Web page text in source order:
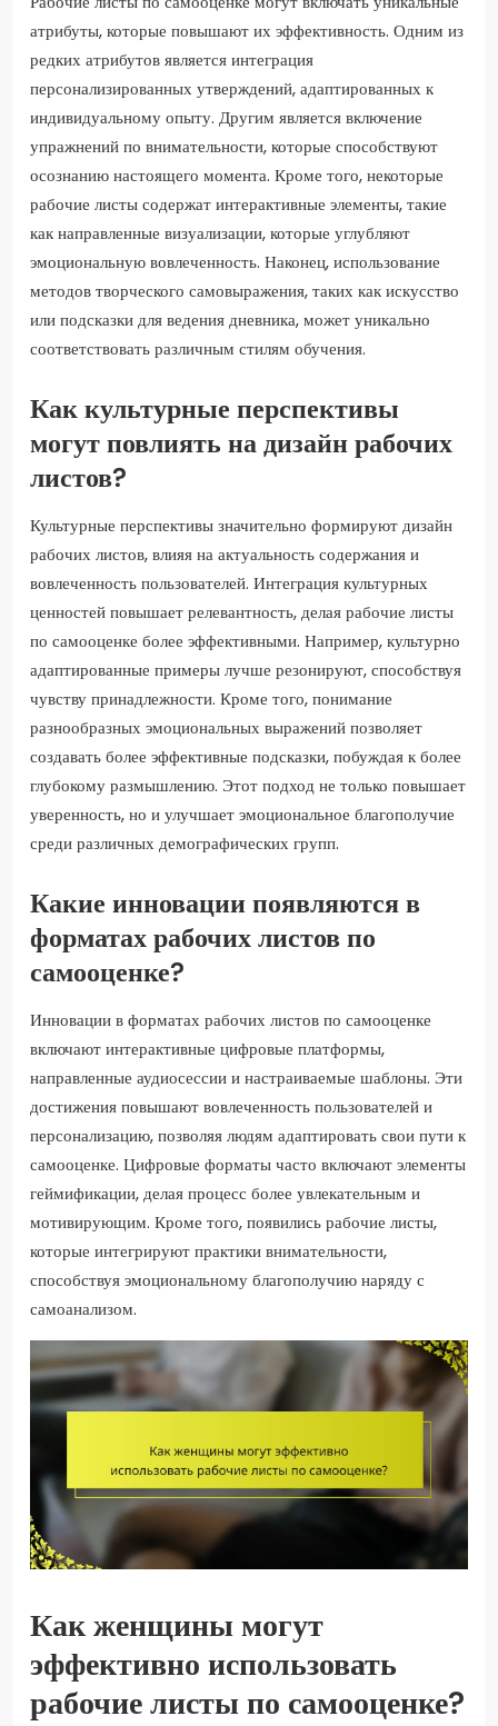
атрибуты, которые повышают их эффективность. Одним из
редких атрибутов является интеграция
персонализированных утверждений, адаптированных к
индивидуальному опыту. Другим является включение
упражнений по внимательности, которые способствуют
осознанию настоящего момента. Кроме того, некоторые
рабочие листы содержат интерактивные элементы, такие
как направленные визуализации, которые углубляют
эмоциональную вовлеченность. Наконец, использование
методов творческого самовыражения, таких как искусство
или подсказки для ведения дневника, может уникально
соответствовать различным стилям обучения.
Как культурные перспективы
могут повлиять на дизайн рабочих
листов?
Культурные перспективы значительно формируют дизайн
рабочих листов, влияя на актуальность содержания и
вовлеченность пользователей. Интеграция культурных
ценностей повышает релевантность, делая рабочие листы
по самооценке более эффективными. Например, культурно
адаптированные примеры лучше резонируют, способствуя
чувству принадлежности. Кроме того, понимание
разнообразных эмоциональных выражений позволяет
создавать более эффективные подсказки, побуждая к более
глубокому размышлению. Этот подход не только повышает
уверенность, но и улучшает эмоциональное благополучие
среди различных демографических групп.
Какие инновации появляются в
форматах рабочих листов по
самооценке?
Инновации в форматах рабочих листов по самооценке
включают интерактивные цифровые платформы,
направленные аудиосессии и настраиваемые шаблоны. Эти
достижения повышают вовлеченность пользователей и
персонализацию, позволяя людям адаптировать свои пути к
самооценке. Цифровые форматы часто включают элементы
геймификации, делая процесс более увлекательным и
мотивирующим. Кроме того, появились рабочие листы,
которые интегрируют практики внимательности,
способствуя эмоциональному благополучию наряду с
самоанализом.
Как женщины могут
эффективно использовать
рабочие листы по самооценке?